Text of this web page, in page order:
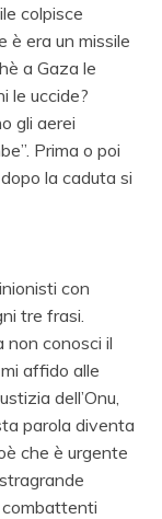
colpisce
è era un missile
a Gaza le
le uccide?
gli aerei
Prima o poi
la caduta si
con
tre frasi.
non conosci il
affido alle
dell’Onu,
parola diventa
che è urgente
combattenti